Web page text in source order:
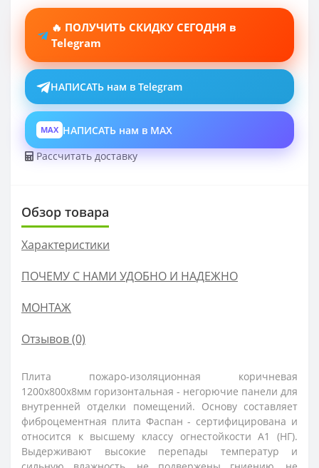
🔥 ПОЛУЧИТЬ СКИДКУ СЕГОДНЯ в
Telegram
НАПИСАТЬ нам в Telegram
MAX НАПИСАТЬ нам в MAX
Рассчитать доставку
Обзор товара
Характеристики
ПОЧЕМУ С НАМИ УДОБНО И НАДЕЖНО
МОНТАЖ
Отзывов (0)
Плита пожаро-изоляционная коричневая
1200х800х8мм горизонтальная - негорючие панели для
внутренней отделки помещений. Основу составляет
фиброцементная плита Фаспан - сертифицирована и
относится к высшему классу огнестойкости А1 (НГ).
Выдерживают высокие перепады температур и